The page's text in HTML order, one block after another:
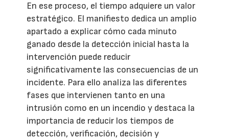
En ese proceso, el tiempo adquiere un valor
estratégico. El manifiesto dedica un amplio
apartado a explicar cómo cada minuto
ganado desde la detección inicial hasta la
intervención puede reducir
significativamente las consecuencias de un
incidente. Para ello analiza las diferentes
fases que intervienen tanto en una
intrusión como en un incendio y destaca la
importancia de reducir los tiempos de
detección, verificación, decisión y